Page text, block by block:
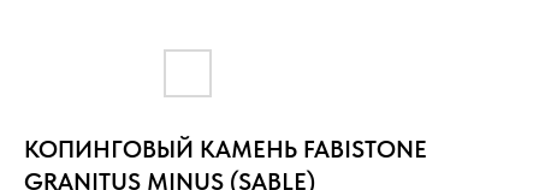
КОПИНГОВЫЙ КАМЕНЬ FABISTONE
GRANITUS MINUS (SABLE)